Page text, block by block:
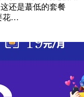
还是蕞低的套餐
花…